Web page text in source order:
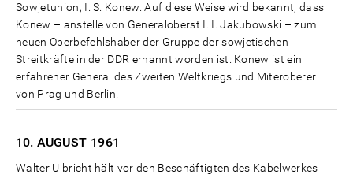
Sowjetunion, I. S. Konew. Auf diese Weise wird bekannt, dass
Konew – anstelle von Generaloberst I. I. Jakubowski – zum
neuen Oberbefehlshaber der Gruppe der sowjetischen
Streitkräfte in der DDR ernannt worden ist. Konew ist ein
erfahrener General des Zweiten Weltkriegs und Miteroberer
von Prag und Berlin.
10. AUGUST 1961
Walter Ulbricht hält vor den Beschäftigten des Kabelwerkes